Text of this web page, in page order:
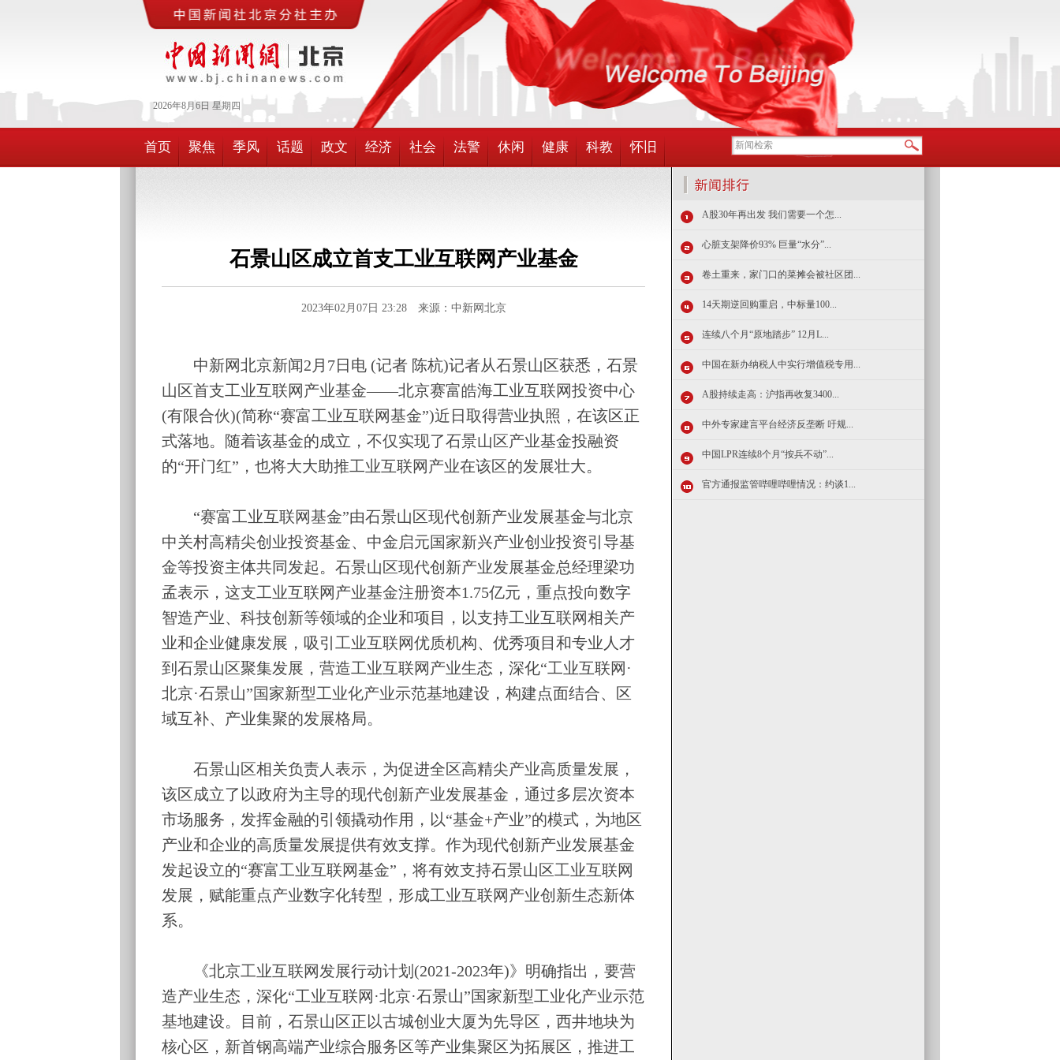
2026年8月 6日 星期四
首页 聚焦 季风 话题 政文 经济 社会 法警 休闲 健康 科教 怀旧
石景山区成立首支工业互联网产业基金
2023年02月07日 23:28 来源：中新网北京
中新网北京新闻2月7日电 (记者 陈杭)记者从石景山区获悉，石景
山区首支工业互联网产业基金——北京赛富皓海工业互联网投资中心
(有限合伙)(简称“赛富工业互联网基金”)近日取得营业执照，在该区正
式落地。随着该基金的成立，不仅实现了石景山区产业基金投融资
的“开门红”，也将大大助推工业互联网产业在该区的发展壮大。
“赛富工业互联网基金”由石景山区现代创新产业发展基金与北京
中关村高精尖创业投资基金、中金启元国家新兴产业创业投资引导基
金等投资主体共同发起。石景山区现代创新产业发展基金总经理梁功
孟表示，这支工业互联网产业基金注册资本1.75亿元，重点投向数字
智造产业、科技创新等领域的企业和项目，以支持工业互联网相关产
业和企业健康发展，吸引工业互联网优质机构、优秀项目和专业人才
到石景山区聚集发展，营造工业互联网产业生态，深化“工业互联网·
北京·石景山”国家新型工业化产业示范基地建设，构建点面结合、区
域互补、产业集聚的发展格局。
石景山区相关负责人表示，为促进全区高精尖产业高质量发展，
该区成立了以政府为主导的现代创新产业发展基金，通过多层次资本
市场服务，发挥金融的引领撬动作用，以“基金+产业”的模式，为地区
产业和企业的高质量发展提供有效支撑。作为现代创新产业发展基金
发起设立的“赛富工业互联网基金”，将有效支持石景山区工业互联网
发展，赋能重点产业数字化转型，形成工业互联网产业创新生态新体
系。
《北京工业互联网发展行动计划(2021-2023年)》明确指出，要营
造产业生态，深化“工业互联网·北京·石景山”国家新型工业化产业示范
基地建设。目前，石景山区正以古城创业大厦为先导区，西井地块为
核心区，新首钢高端产业综合服务区等产业集聚区为拓展区，推进工
A股30年再出发 我们需要一个怎...
心脏支架降价93% 巨量“水分”...
卷土重来，家门口的菜摊会被社区团...
14天期逆回购重启，中标量100...
连续八个月“原地踏步” 12月L...
中国在新办纳税人中实行增值税专用...
A股持续走高：沪指再收复3400...
中外专家建言平台经济反垄断 吁规...
中国LPR连续8个月“按兵不动”...
官方通报监管哔哩哔哩情况：约谈1...